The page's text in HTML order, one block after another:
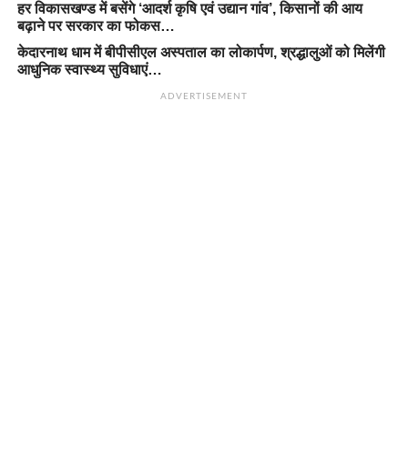
हर विकासखण्ड में बसेंगे ‘आदर्श कृषि एवं उद्यान गांव’, किसानों की आय
बढ़ाने पर सरकार का फोकस…
केदारनाथ धाम में बीपीसीएल अस्पताल का लोकार्पण, श्रद्धालुओं को मिलेंगी
आधुनिक स्वास्थ्य सुविधाएं…
ADVERTISEMENT